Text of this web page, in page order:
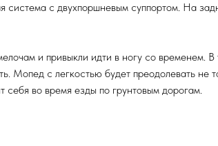
система с двухпоршневым суппортом. На
и привыкли идти в ногу со временем.
Мопед с легкостью будет преодолевать не
во время езды по грунтовым дорогам.